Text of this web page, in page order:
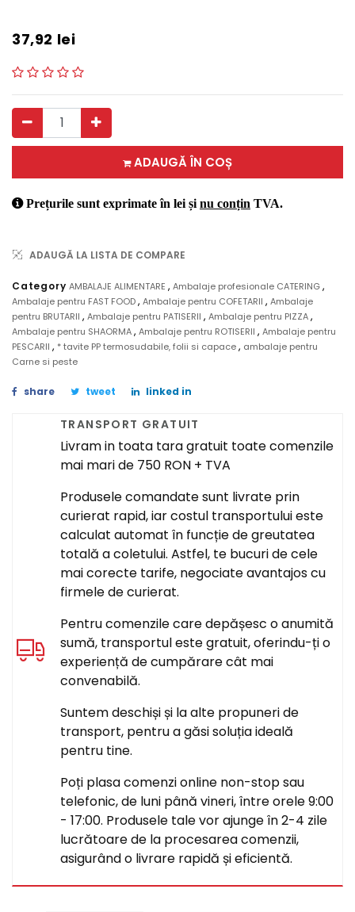
37,92 lei
ADAUGĂ ÎN COȘ
Prețurile sunt exprimate în lei și nu conțin TVA.
ADAUGĂ LA LISTA DE COMPARE
CategoryAMBALAJE ALIMENTARE,Ambalaje profesionale CATERING,
Ambalaje pentru FAST FOOD, Ambalaje pentru COFETARII , Ambalaje
pentru BRUTARII , Ambalaje pentru PATISERII , Ambalaje pentru PIZZA,
Ambalaje pentru SHAORMA, Ambalaje pentru ROTISERII , Ambalaje pentru
PESCARII , * tavite PP termosudabile, folii si capace, ambalaje pentru
Carne si peste
share tweet linked in
TRANSPORT GRATUIT
Livram in toata tara gratuit toate comenzile
mai mari de 750 RON + TVA
Produsele comandate sunt livrate prin
curierat rapid, iar costul transportului este
calculat automat în funcție de greutatea
totală a coletului. Astfel, te bucuri de cele
mai corecte tarife, negociate avantajos cu
firmele de curierat.
Pentru comenzile care depășesc o anumită
sumă, transportul este gratuit, oferindu-ți o
experiență de cumpărare cât mai
convenabilă.
Suntem deschiși și la alte propuneri de
transport, pentru a găsi soluția ideală
pentru tine.
Poți plasa comenzi online non-stop sau
telefonic, de luni până vineri, între orele 9:00
- 17:00. Produsele tale vor ajunge în 2-4 zile
lucrătoare de la procesarea comenzii,
asigurând o livrare rapidă și eficientă.